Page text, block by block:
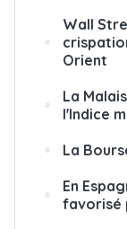
Wall
Orient
La
l'Indice
La
En
favorisé